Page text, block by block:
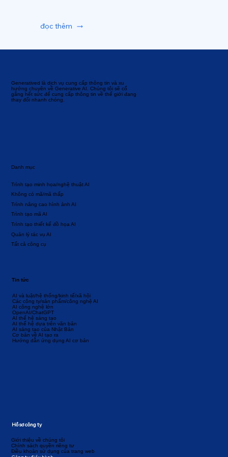
Generatived là dịch vụ cung cấp thông tin và xu
hướng chuyên về Generative AI. Chúng tôi sẽ cố
gắng hết sức để cung cấp thông tin về thế giới đang
thay đổi nhanh chóng.
Danh mục
Tất cả công cụ
Quản lý tác vụ AI
Trình tạo thiết kế đồ họa AI
Không có mã/mã thấp
Trình tạo mã AI
Trình nâng cao hình ảnh AI
Trình tạo minh họa/nghệ thuật AI
AI và luật/hệ thống/kinh tế/xã hội
Các công ty/sản phẩm/công nghệ AI
AI công nghệ lớn
OpenAI/ChatGPT
AI thế hệ sáng tạo
AI thế hệ dựa trên văn bản
AI sáng tạo của Nhật Bản
Cơ bản về AI tạo ra
Hướng dẫn ứng dụng AI cơ bản
Tin tức
Giới thiệu về chúng tôi
Chính sách quyền riêng tư
Điều khoản sử dụng của trang web
Hồ sơ công ty
đọc thêm